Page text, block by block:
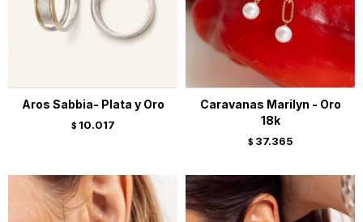
Aros Sabbia- Plata y Oro
$ 10.017
Caravanas Marilyn - Oro
18k
$ 37.365